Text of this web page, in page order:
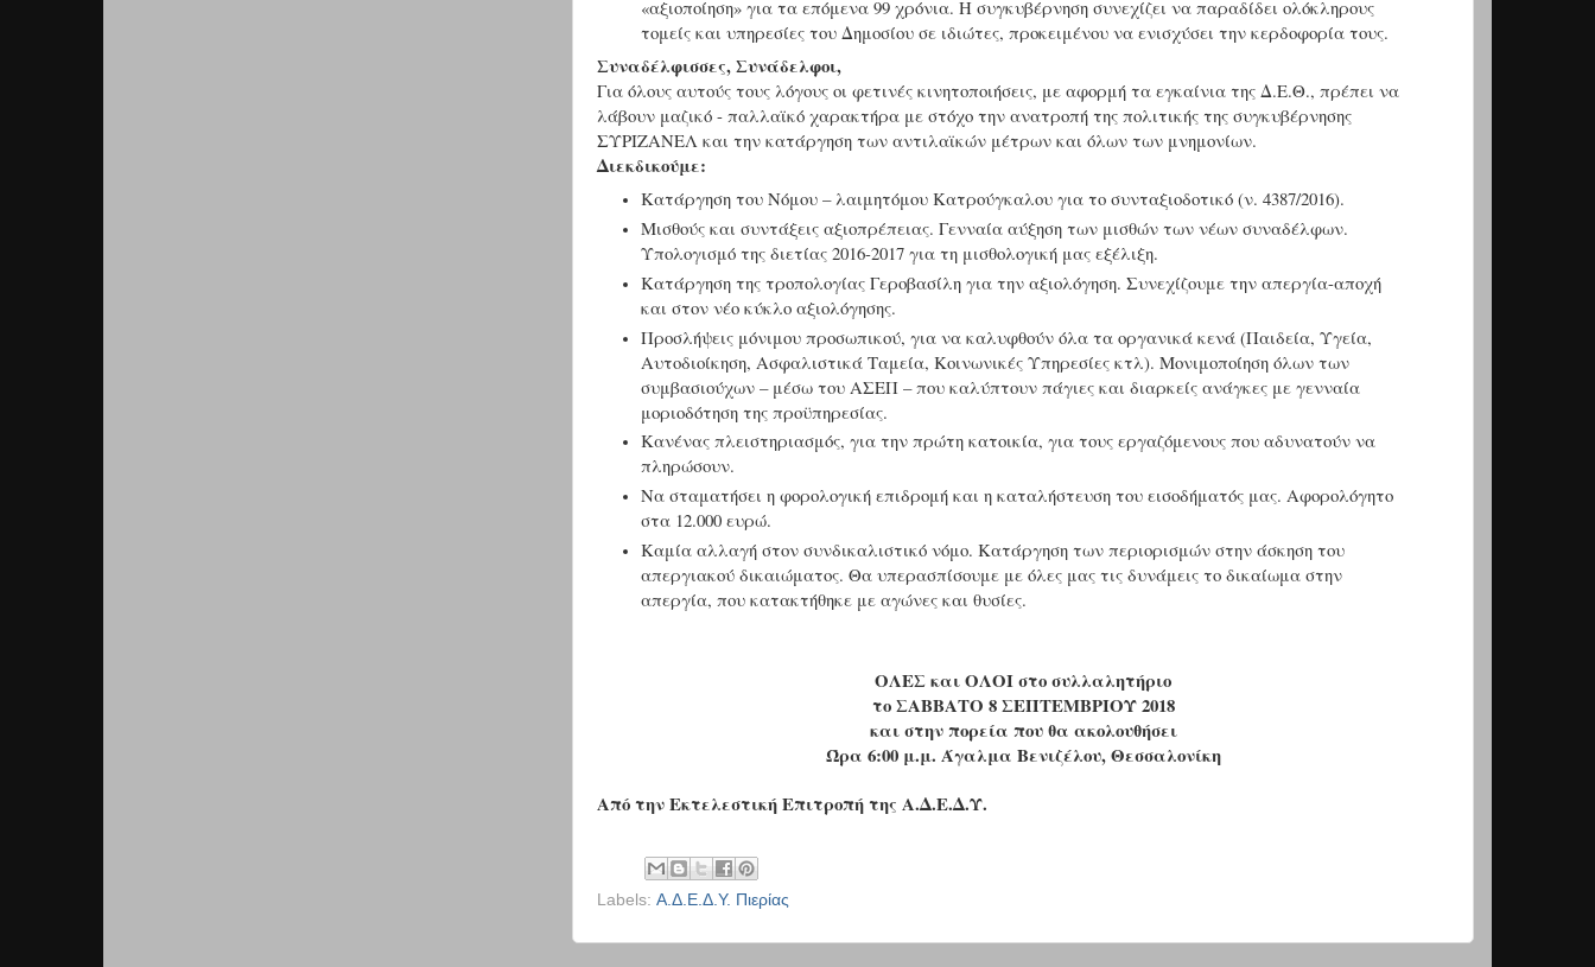
«αξιοποίηση» για τα επόμενα 99 χρόνια. Η συγκυβέρνηση συνεχίζει να παραδίδει ολόκληρους
τομείς και υπηρεσίες του Δημοσίου σε ιδιώτες, προκειμένου να ενισχύσει την κερδοφορία τους.
Συναδέλφισσες, Συνάδελφοι,
Για όλους αυτούς τους λόγους οι φετινές κινητοποιήσεις, με αφορμή τα εγκαίνια της Δ.Ε.Θ., πρέπει να
λάβουν μαζικό - παλλαϊκό χαρακτήρα με στόχο την ανατροπή της πολιτικής της συγκυβέρνησης
ΣΥΡΙΖΑΝΕΛ και την κατάργηση των αντιλαϊκών μέτρων και όλων των μνημονίων.
Διεκδικούμε:
Κατάργηση του Νόμου – λαιμητόμου Κατρούγκαλου για το συνταξιοδοτικό (ν. 4387/2016).
Μισθούς και συντάξεις αξιοπρέπειας. Γενναία αύξηση των μισθών των νέων συναδέλφων.
Υπολογισμό της διετίας 2016-2017 για τη μισθολογική μας εξέλιξη.
Κατάργηση της τροπολογίας Γεροβασίλη για την αξιολόγηση. Συνεχίζουμε την απεργία-αποχή
και στον νέο κύκλο αξιολόγησης.
Προσλήψεις μόνιμου προσωπικού, για να καλυφθούν όλα τα οργανικά κενά (Παιδεία, Υγεία,
Αυτοδιοίκηση, Ασφαλιστικά Ταμεία, Κοινωνικές Υπηρεσίες κτλ). Μονιμοποίηση όλων των
συμβασιούχων – μέσω του ΑΣΕΠ – που καλύπτουν πάγιες και διαρκείς ανάγκες με γενναία
μοριοδότηση της προϋπηρεσίας.
Κανένας πλειστηριασμός, για την πρώτη κατοικία, για τους εργαζόμενους που αδυνατούν να
πληρώσουν.
Να σταματήσει η φορολογική επιδρομή και η καταλήστευση του εισοδήματός μας. Αφορολόγητο
στα 12.000 ευρώ.
Καμία αλλαγή στον συνδικαλιστικό νόμο. Κατάργηση των περιορισμών στην άσκηση του
απεργιακού δικαιώματος. Θα υπερασπίσουμε με όλες μας τις δυνάμεις το δικαίωμα στην
απεργία, που κατακτήθηκε με αγώνες και θυσίες.
ΟΛΕΣ και ΟΛΟΙ στο συλλαλητήριο
το ΣΑΒΒΑΤΟ 8 ΣΕΠΤΕΜΒΡΙΟΥ 2018
και στην πορεία που θα ακολουθήσει
Ώρα 6:00 μ.μ. Άγαλμα Βενιζέλου, Θεσσαλονίκη
Από την Εκτελεστική Επιτροπή της Α.Δ.Ε.Δ.Υ.
Labels: Α.Δ.Ε.Δ.Υ. Πιερίας